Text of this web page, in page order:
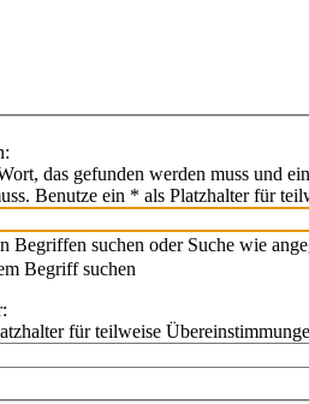
das gefunden werden muss und ein
Benutze ein * als Platzhalter für
Begriffen suchen oder Suche wie
Begriff suchen
für teilweise